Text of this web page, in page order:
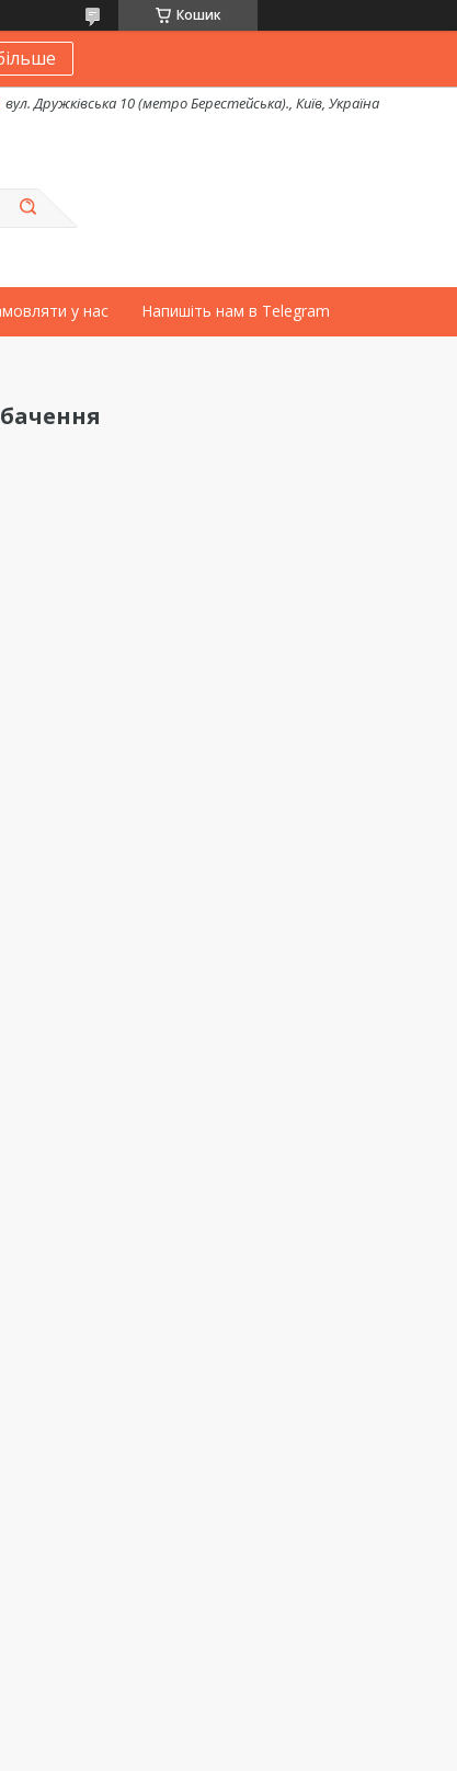
Кошик
вул. Дружківська 10 (метро Берестейська)., Київ, Україна
у нас Напишіть нам в Telegram